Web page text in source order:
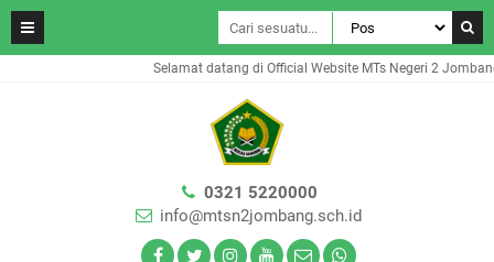
Selamat datang di Official Website MTs Negeri 2 Jombang
0321 5220000
info@mtsn2jombang.sch.id